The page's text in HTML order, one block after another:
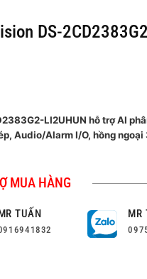
DS-
LI2UHUN hỗ trợ AI
Audio/Alarm I/O, hồng ngoại
MUA HÀNG
TUẤN MR